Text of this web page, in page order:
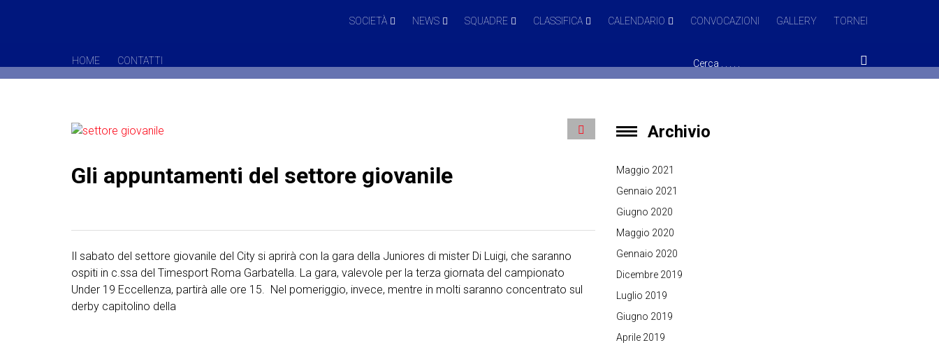
SOCIETÀ NEWS SQUADRE CLASSIFICA CALENDARIO CONVOCAZIONI GALLERY TORNEI
HOME CONTATTI
Gli appuntamenti del settore giovanile
Il sabato del settore giovanile del City si aprirà con la gara della Juniores di mister Di Luigi, che saranno
ospiti in c.ssa del Timesport Roma Garbatella. La gara, valevole per la terza giornata del campionato
Under 19 Eccellenza, partirà alle ore 15. Nel pomeriggio, invece, mentre in molti saranno concentrato sul
derby capitolino della
Archivio
Maggio 2021
Gennaio 2021
Giugno 2020
Maggio 2020
Gennaio 2020
Dicembre 2019
Luglio 2019
Giugno 2019
Aprile 2019